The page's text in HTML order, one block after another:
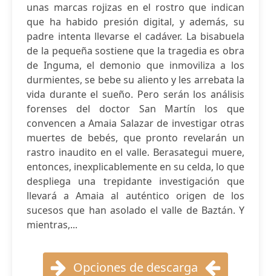
unas marcas rojizas en el rostro que indican
que ha habido presión digital, y además, su
padre intenta llevarse el cadáver. La bisabuela
de la pequeña sostiene que la tragedia es obra
de Inguma, el demonio que inmoviliza a los
durmientes, se bebe su aliento y les arrebata la
vida durante el sueño. Pero serán los análisis
forenses del doctor San Martín los que
convencen a Amaia Salazar de investigar otras
muertes de bebés, que pronto revelarán un
rastro inaudito en el valle. Berasategui muere,
entonces, inexplicablemente en su celda, lo que
despliega una trepidante investigación que
llevará a Amaia al auténtico origen de los
sucesos que han asolado el valle de Baztán. Y
mientras,...
Opciones de descarga